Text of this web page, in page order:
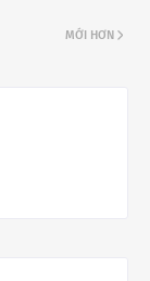
MỚI HƠN